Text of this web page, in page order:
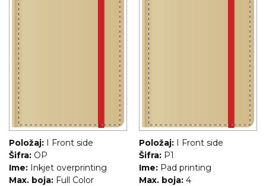
KANCELARIJA
KUĆNI SETOVI
OLOVKE
PRIVESCI & ALATI
TORBE & PUTOVANJE
TEKSTIL
RADNA OPREMA
Položaj: I Front side
Šifra: OP
Ime: Inkjet overprinting
Max. boja: Full Color
Položaj: I Front side
Šifra: P1
Ime: Pad printing
Max. boja: 4